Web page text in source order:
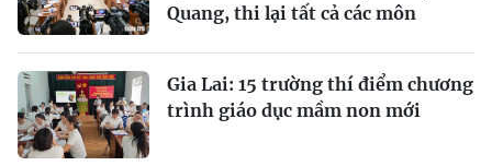
Quang, thi lại tất cả các môn
Gia Lai: 15 trường thí điểm chương
trình giáo dục mầm non mới